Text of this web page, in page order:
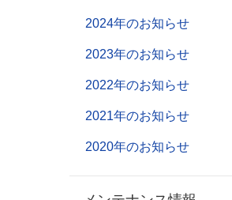
2024年のお知らせ
2023年のお知らせ
2022年のお知らせ
2021年のお知らせ
2020年のお知らせ